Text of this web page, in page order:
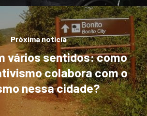
Próxima notícia
vários sentidos: como
colabora com o
nessa cidade?